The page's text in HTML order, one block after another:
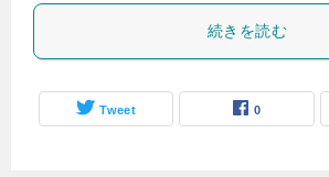
続きを読む
Tweet 0